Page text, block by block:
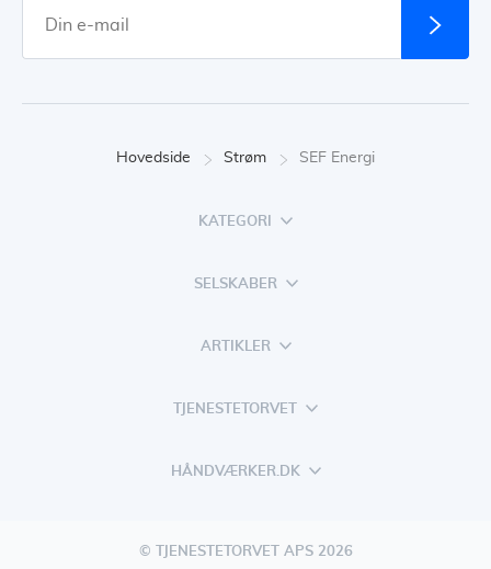
Hovedside Strøm SEF Energi
KATEGORI
SELSKABER
ARTIKLER
TJENESTETORVET
HÅNDVÆRKER.DK
© TJENESTETORVET APS 2026